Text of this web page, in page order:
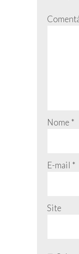
Nome *
E-mail *
Site